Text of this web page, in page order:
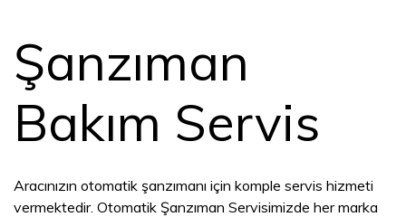
Şanzıman
Bakım Servis
Aracınızın otomatik şanzımanı için komple servis hizmeti
vermektedir. Otomatik Şanzıman Servisimizde her marka